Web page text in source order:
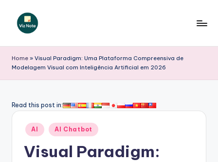
iz
N
t
Home » Visual Paradigm: Uma Plataforma Compreensiva de
Modelagem Visual com Inteligência Artificial em 2026
Read this post in:
Posted
in
AI AI Chatbot
Visual Paradigm: